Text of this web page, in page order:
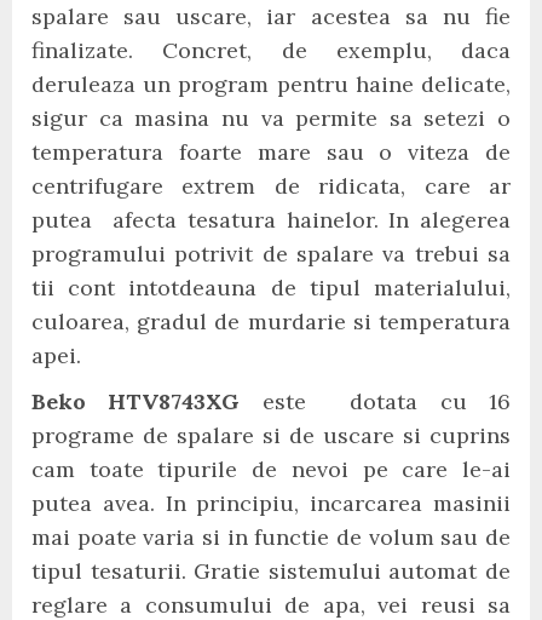
spalare sau uscare, iar acestea sa nu fie
finalizate. Concret, de exemplu, daca
deruleaza un program pentru haine delicate,
sigur ca masina nu va permite sa setezi o
temperatura foarte mare sau o viteza de
centrifugare extrem de ridicata, care ar
putea afecta tesatura hainelor. In alegerea
programului potrivit de spalare va trebui sa
tii cont intotdeauna de tipul materialului,
culoarea, gradul de murdarie si temperatura
apei.
Beko HTV8743XG este dotata cu 16
programe de spalare si de uscare si cuprins
cam toate tipurile de nevoi pe care le-ai
putea avea. In principiu, incarcarea masinii
mai poate varia si in functie de volum sau de
tipul tesaturii. Gratie sistemului automat de
reglare a consumului de apa, vei reusi sa